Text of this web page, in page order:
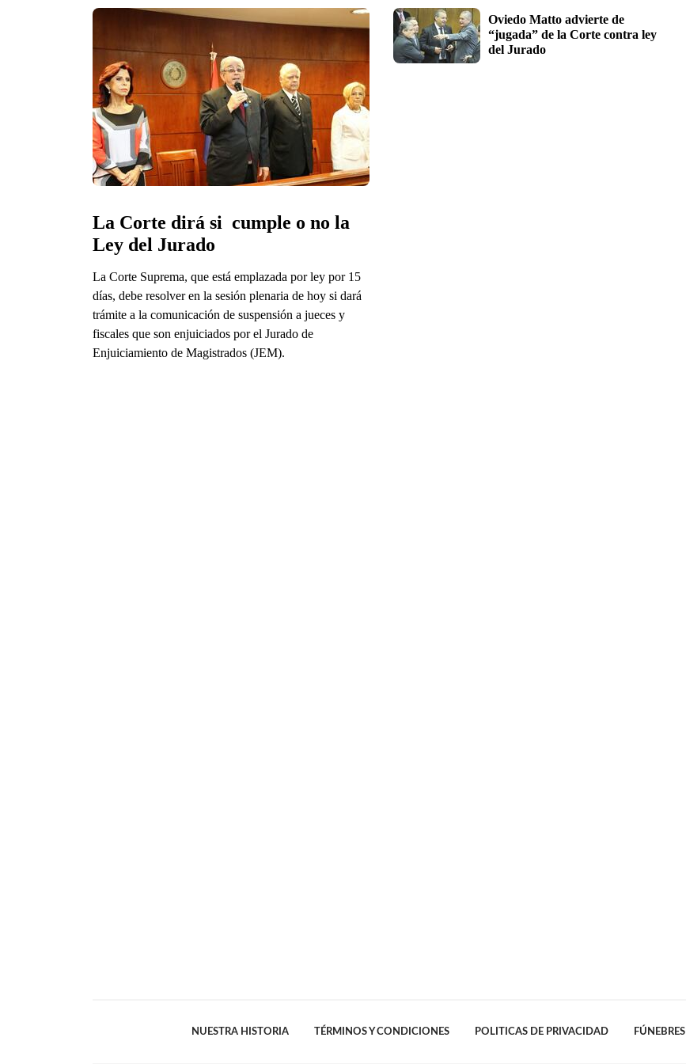
La Corte dirá si  cumple o no la
Ley del Jurado
La Corte Suprema, que está emplazada por ley por 15
días, debe resolver en la sesión plenaria de hoy si dará
trámite a la comunicación de suspensión a jueces y
fiscales que son enjuiciados por el Jurado de
Enjuiciamiento de Magistrados (JEM).
Oviedo Matto advierte de
“jugada” de la Corte contra ley
del Jurado
NUESTRA HISTORIA TÉRMINOS Y CONDICIONES POLITICAS DE PRIVACIDAD FÚNEBRES